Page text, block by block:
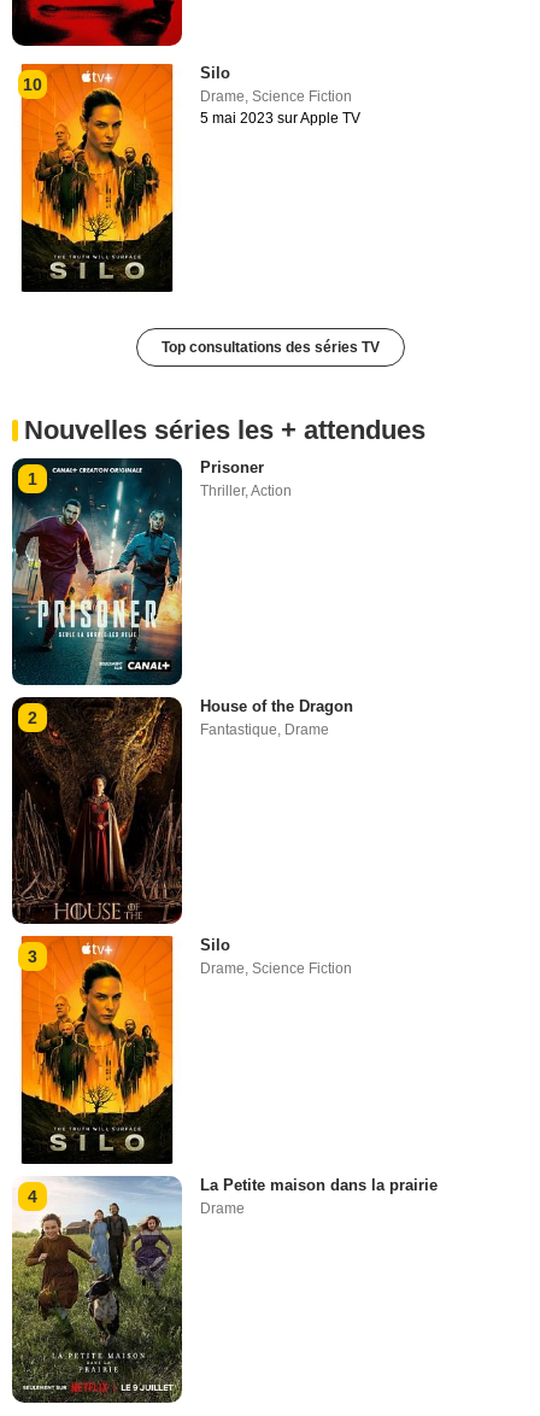
10
Silo
Drame,Science Fiction
5 mai 2023 sur Apple TV
Top consultations des séries TV
Nouvelles séries les + attendues
1
Prisoner
Thriller,Action
2
House of the Dragon
Fantastique, Drame
3
Silo
Drame,Science Fiction
4
La Petite maison dans la prairie
Drame